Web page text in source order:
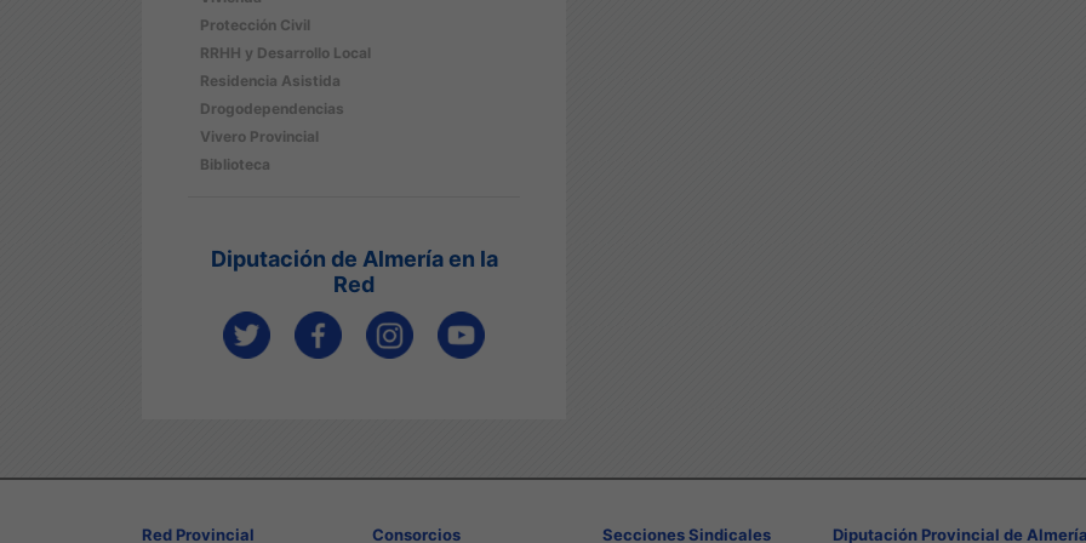
Protección Civil
RRHH y Desarrollo Local
Residencia Asistida
Drogodependencias
Vivero Provincial
Biblioteca
Diputación de Almería en la
Red
Red Provincial Consorcios Secciones Sindicales Diputación Provincial de